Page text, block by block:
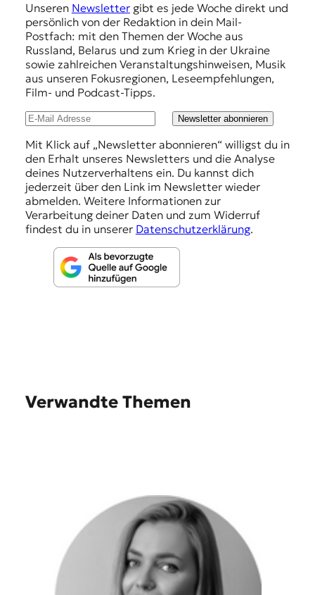
Unseren Newslettergibt es jede Woche direkt und
persönlich von der Redaktion in dein Mail-
Postfach: mit den Themen der Woche aus
Russland, Belarus und zum Krieg in der Ukraine
sowie zahlreichen Veranstaltungshinweisen, Musik
aus unseren Fokusregionen, Leseempfehlungen,
Film- und Podcast-Tipps.
Newsletter abonnieren
Mit Klick auf „Newsletter abonnieren“ willigst du in
den Erhalt unseres Newsletters und die Analyse
deines Nutzerverhaltens ein. Du kannst dich
jederzeit über den Link im Newsletter wieder
abmelden. Weitere Informationen zur
Verarbeitung deiner Daten und zum Widerruf
findest du in unserer Datenschutzerklärung.
Verwandte Themen